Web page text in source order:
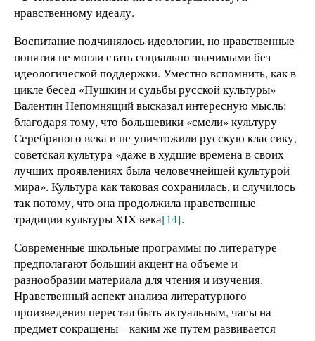
нравственному идеалу.
Воспитание подчинялось идеологии, но нравственные
понятия не могли стать социально значимыми без
идеологической поддержки. Уместно вспомнить, как в
цикле бесед «Пушкин и судьбы русской культуры»
Валентин Непомнящий высказал интересную мысль:
благодаря тому, что большевики «смели» культуру
Серебряного века и не уничтожили русскую классику,
советская культура «даже в худшие времена в своих
лучших проявлениях была человечнейшей культурой
мира». Культура как таковая сохранилась, и случилось
так потому, что она продолжила нравственные
традиции культуры XIX века[14].
Современные школьные программы по литературе
предполагают больший акцент на объеме и
разнообразии материала для чтения и изучения.
Нравственный аспект анализа литературного
произведения перестал быть актуальным, часы на
предмет сокращены – каким же путем развивается